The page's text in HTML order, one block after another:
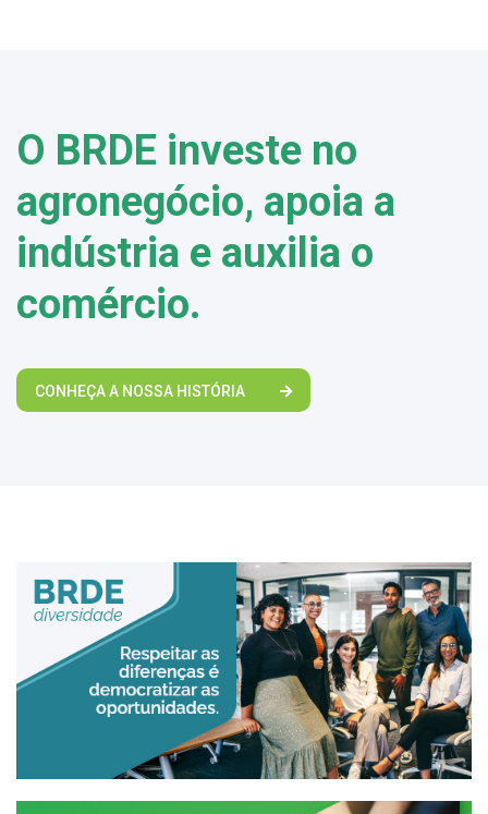
O BRDE investe no
agronegócio, apoia a
indústria e auxilia o
comércio.
CONHEÇA A NOSSA HISTÓRIA